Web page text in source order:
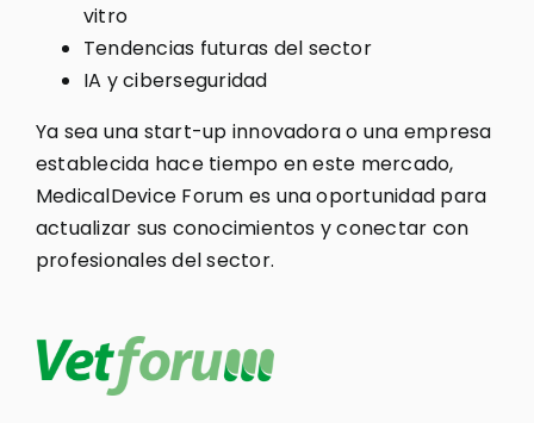
vitro
Tendencias futuras del sector
IA y ciberseguridad
Ya sea una start-up innovadora o una empresa
establecida hace tiempo en este mercado,
MedicalDevice Forum es una oportunidad para
actualizar sus conocimientos y conectar con
profesionales del sector.